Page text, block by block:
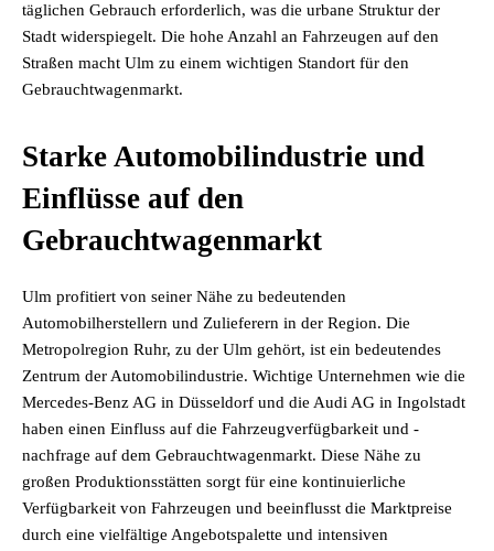
täglichen Gebrauch erforderlich, was die urbane Struktur der
Stadt widerspiegelt. Die hohe Anzahl an Fahrzeugen auf den
Straßen macht Ulm zu einem wichtigen Standort für den
Gebrauchtwagenmarkt.
Starke Automobilindustrie und
Einflüsse auf den
Gebrauchtwagenmarkt
Ulm profitiert von seiner Nähe zu bedeutenden
Automobilherstellern und Zulieferern in der Region. Die
Metropolregion Ruhr, zu der Ulm gehört, ist ein bedeutendes
Zentrum der Automobilindustrie. Wichtige Unternehmen wie die
Mercedes-Benz AG in Düsseldorf und die Audi AG in Ingolstadt
haben einen Einfluss auf die Fahrzeugverfügbarkeit und -
nachfrage auf dem Gebrauchtwagenmarkt. Diese Nähe zu
großen Produktionsstätten sorgt für eine kontinuierliche
Verfügbarkeit von Fahrzeugen und beeinflusst die Marktpreise
durch eine vielfältige Angebotspalette und intensiven